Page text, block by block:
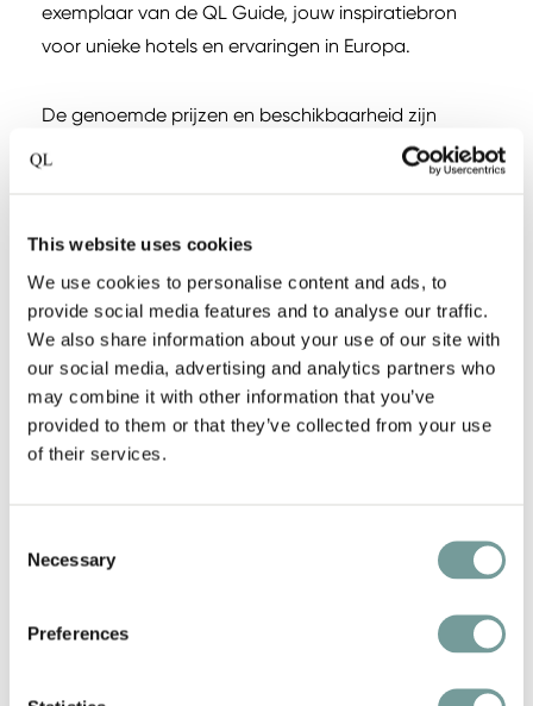
This website uses cookies
We use cookies to personalise content and ads, to
provide social media features and to analyse our traffic.
We also share information about your use of our site with
our social media, advertising and analytics partners who
may combine it with other information that you’ve
provided to them or that they’ve collected from your use
of their services.
Selection
Necessary
Preferences
exemplaar van de QL Guide, jouw inspiratiebron
voor unieke hotels en ervaringen in Europa.
De genoemde prijzen en beschikbaarheid zijn
richtlijnen en dienen bij het maken van een
reservering te worden gecontroleerd. Tarieven
aankondiging worden gewijzigd. Heb je inhoudelijke
vragen over dit arrangement? Neem dan gerust
contact op viainfo@qualitylodgings.com.
Reserveren kan eenvoudig rechtstreeks via de
website van Mastercard Priceless Experience via
onderstaande buttons.
PRICELESS PLANET